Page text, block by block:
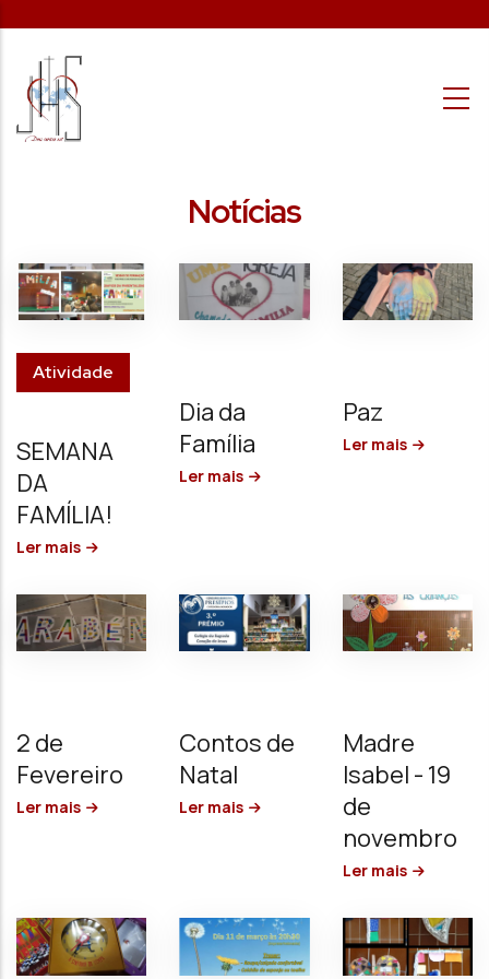
Notícias
Atividade
SEMANA
DA
FAMÍLIA!
Ler mais
Dia da
Família
Ler mais
Paz
Ler mais
2 de
Fevereiro
Ler mais
Contos de
Natal
Ler mais
Madre
Isabel - 19
de
novembro
Ler mais